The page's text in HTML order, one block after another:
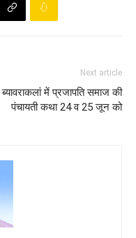
Next article
ब्यावराकलां में प्रजापति समाज की
पंचायती कथा 24 व 25 जून को